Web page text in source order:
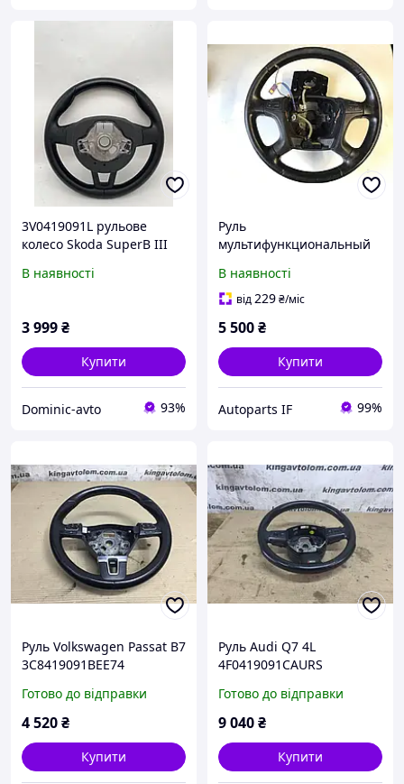
3V0419091L рульове
колесо Skoda SuperB III
запчастини б/в шрот
В наявності
3 999₴
Купити
Dominic-avto 93%
Руль
мультифункциональный
3u0959537 1Z0959537
1Z0959538 1j0959654ap
В наявності
від229₴/міс
5 500₴
Купити
Autoparts IF 99%
Руль Volkswagen Passat B7
3C8419091BEE74
Готово до відправки
4 520₴
Купити
Руль Audi Q7 4L
4F0419091CAURS
Готово до відправки
9 040₴
Купити